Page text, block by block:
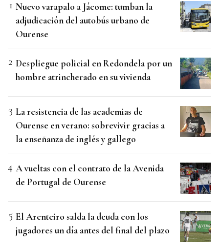
Nuevo varapalo a Jácome: tumban la
adjudicación del autobús urbano de
Ourense
Despliegue policial en Redondela por un
hombre atrincherado en su vivienda
La resistencia de las academias de
Ourense en verano: sobrevivir gracias a
la enseñanza de inglés y gallego
A vueltas con el contrato de la Avenida
de Portugal de Ourense
El Arenteiro salda la deuda con los
jugadores un día antes del final del plazo